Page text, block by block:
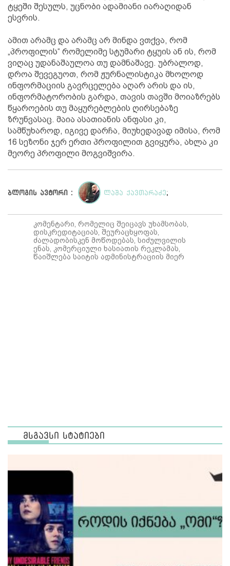
ტყეში შესულს, უცნობი ადამიანი იარაღიდან
ესვრის.
ამით არამც და არამც არ მინდა ვთქვა, რომ
„პროფილის“ რომელიმე სტუმარი ტყუის ან ის, რომ
ვიღაც უდანაშაულოა თუ დამნაშავე. უბრალოდ,
დროა შევეგუოთ, რომ ჟურნალისტიკა მხოლოდ
ინფორმაციის გავრცელება აღარ არის და ის,
ინფორმატორობის გარდა, თავის თავში მოიაზრებს
წყაროების თუ მაყურებლების ღირსებაზე
ზრუნვასაც. მაია ასათიანის ანფასი კი,
სამწუხაროდ, იგივე დარჩა, მიუხედავად იმისა, რომ
16 სეზონი ჯერ ერთი პროფილით გვიყურა, ახლა კი
მეორე პროფილი მოგვიშვირა.
ბლოგის ავტორი : ლაშა ქავთარაძე ;
კომენტარი, რომელიც შეიცავს უხამსობას,
დისკრედიტაციას, შეურაცხყოფას,
ძალადობისკენ მოწოდებას, სიძულვილის
ენას, კომერციული ხასიათის რეკლამას,
წაიშლება საიტის ადმინისტრაციის მიერ
მსგავსი სტატიები